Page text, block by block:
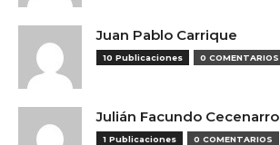
Juan Pablo Carrique
10 Publicaciones 0 COMENTARIOS
Julián Facundo Cecenarro
1 Publicaciones 0 COMENTARIOS